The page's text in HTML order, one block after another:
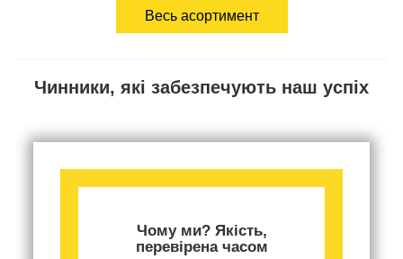
Весь асортимент
Чинники, які забезпечують наш успіх
Чому ми? Якість,
перевірена часом